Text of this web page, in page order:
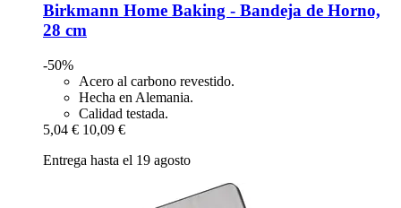
Birkmann Home Baking -​ Bandeja de Horno,
28 cm
-50%
Acero al carbono revestido.
Hecha en Alemania.
Calidad testada.
5,04 € 10,09 €
Entrega hasta el 19 agosto